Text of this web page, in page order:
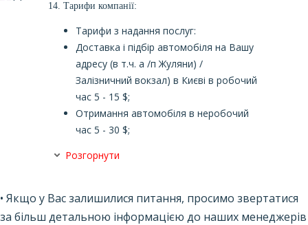
14. Тарифи компанії:
Тарифи з надання послуг:
Доставка і підбір автомобіля на Вашу
адресу (в т.ч. а /п Жуляни) /
Залізничний вокзал) в Києві в робочий
час 5 - 15 $;
Отримання автомобіля в неробочий
час 5 - 30 $;
Розгорнути
• Якщо у Васзалишилися питання, просимо звертатися
за більш детальною інформацією до наших менеджерів